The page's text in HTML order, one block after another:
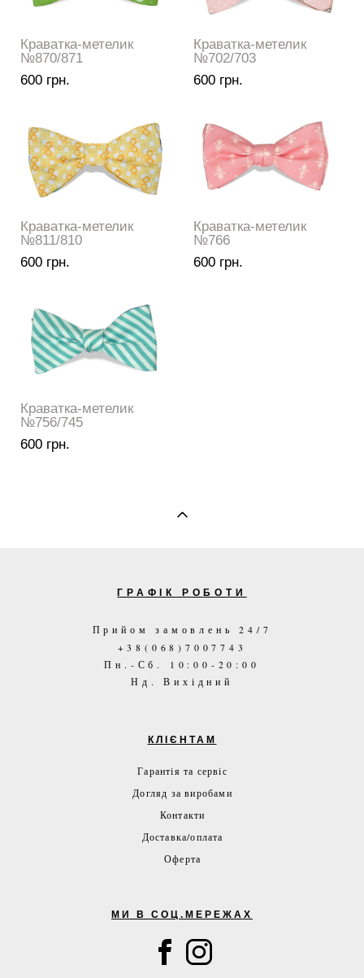
Краватка-метелик
№870/871
600 грн.
Краватка-метелик
№702/703
600 грн.
Краватка-метелик
№811/810
600 грн.
Краватка-метелик
№766
600 грн.
Краватка-метелик
№756/745
600 грн.
ГРАФІК РОБОТИ
Прийом замовлень 24/7
+38(068)7007743
Пн.-Сб. 10:00-20:00
Нд. Вихідний
КЛІЄНТАМ
Гарантія та сервіс
Догляд за виробами
Контакти
Доставка/оплата
Оферта
МИ В СОЦ.МЕРЕЖАХ